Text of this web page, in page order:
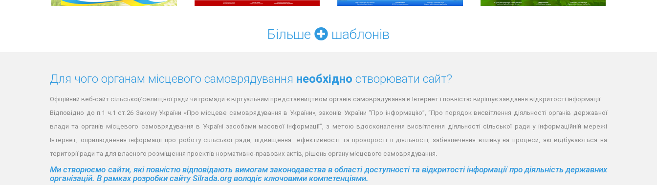
Більше шаблонів
Для чого органам місцевого самоврядування необхідно створювати сайт?
Офіційний веб-сайт сільської/селищної ради чи громади є віртуальним представництвом органів самоврядування в Інтернет і повністю вирішує завдання відкритості інформації.
Відповідно до п.1 ч.1 ст.26 Закону України «Про місцеве самоврядування в України», законів України “Про інформацію”, “Про порядок висвітлення діяльності органів державної
влади та органів місцевого самоврядування в Україні засобами масової інформації”, з метою вдосконалення висвітлення діяльності сільської ради у інформаційній мережі
Інтернет, оприлюднення інформації про роботу сільської ради, підвищення ефективності та прозорості її діяльності, забезпечення впливу на процеси, які відбуваються на
території ради та для власного розміщення проектів нормативно-правових актів, рішень органу місцевого самоврядування.
Ми створюємо сайти, які повністю відповідають вимогам законодавства в області доступності та відкритості інформації про діяльність державних
організацій. В рамках розробки сайту Silrada.org володіє ключовими компетенціями.